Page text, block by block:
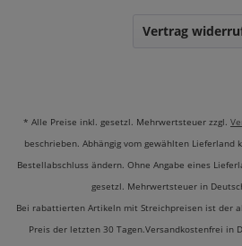
Vertrag
* Alle Preise inkl. gesetzl. Mehrwertsteuer zzgl.
beschrieben. Abhängig vom gewählten Lieferland
Bestellabschluss ändern. Ohne Angabe eines
gesetzl. Mehrwertsteuer in
Bei rabattierten Artikeln mit Streichpreisen ist der
Preis der letzten 30 Tagen.Versandkostenfrei in